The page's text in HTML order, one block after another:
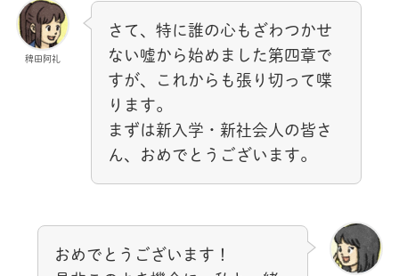
稗田阿礼
さて、特に誰の心もざわつかせ
ない嘘から始めました第四章で
すが、これからも張り切って喋
ります。
まずは新入学・新社会人の皆さ
ん、おめでとうございます。
おめでとうございます！